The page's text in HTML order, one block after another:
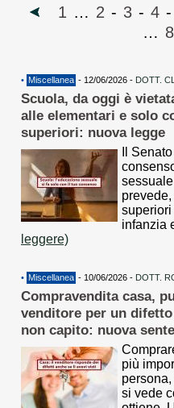
1 … 2 - 3 - 4 -
…
• Miscellanea - 12/06/2026 - DOTT.
Scuola, da oggi è
alle elementari e solo
superiori: nuova legge
Il
infanzia
leggere)
• Miscellanea - 10/06/2026 - DOTT.
Compravendita casa,
venditore per un
non capito: nuova
più
si vede